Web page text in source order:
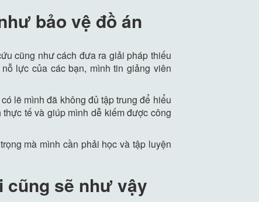
bảo vệ đồ án
cũng như cách đưa ra giải pháp thiếu
lực của các bạn, mình tin giảng viên
lẽ mình đã không đủ tập trung để hiểu
tế và giúp mình dễ kiếm được công
mà mình cần phải học và tập luyện
cũng sẽ như vậy